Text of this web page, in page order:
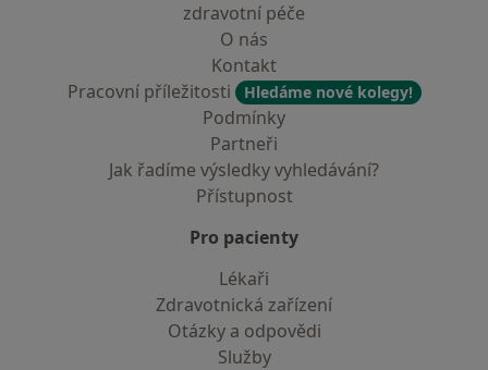
zdravotní péče
O nás
Kontakt
Pracovní příležitosti
Hledáme nové kolegy!
Podmínky
Partneři
Jak řadíme výsledky vyhledávání?
Přístupnost
Pro pacienty
Lékaři
Zdravotnická zařízení
Otázky a odpovědi
Služby